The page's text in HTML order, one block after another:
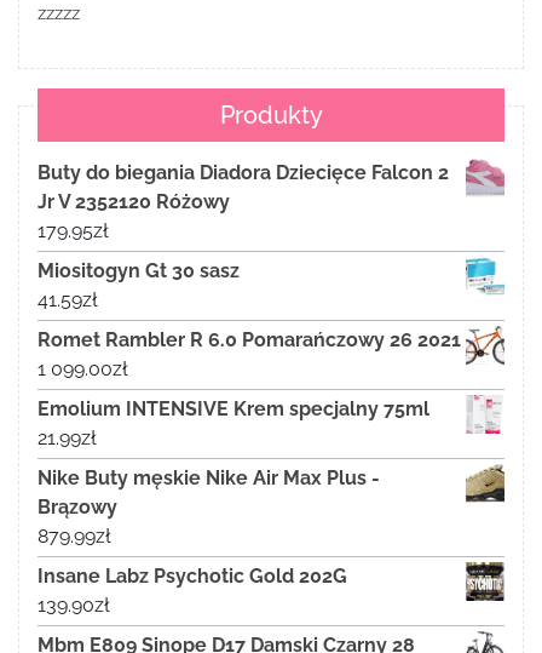
zzzzz
Produkty
Buty do biegania Diadora Dziecięce Falcon 2
Jr V 2352120 Różowy
179.95zł
Miositogyn Gt 30 sasz
41.59zł
Romet Rambler R 6.0 Pomarańczowy 26 2021
1 099.00zł
Emolium INTENSIVE Krem specjalny 75ml
21.99zł
Nike Buty męskie Nike Air Max Plus -
Brązowy
879.99zł
Insane Labz Psychotic Gold 202G
139.90zł
Mbm E809 Sinope D17 Damski Czarny 28